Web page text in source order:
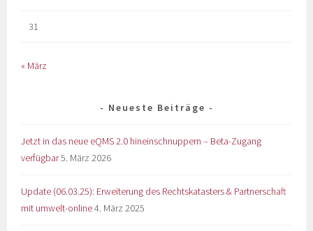
31
« März
Neueste Beiträge
Jetzt in das neue eQMS 2.0 hineinschnuppern – Beta-Zugang
verfügbar5. März 2026
Update (06.03.25): Erweiterung des Rechtskatasters & Partnerschaft
mit umwelt-online4. März 2025